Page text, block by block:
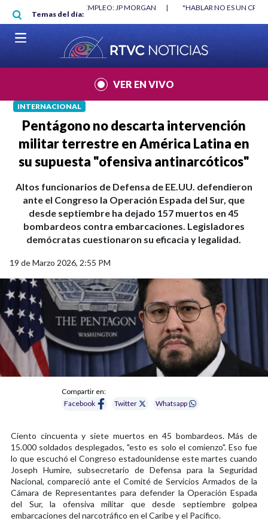
Pasar al contenido principal
Temas del día:
"HABLAR NO ES UN CRIMEN": CARTA DE BETO CORAL |
VER EN VIVO
INTERNACIONAL
Pentágono no descarta intervención
militar terrestre en América Latina en
su supuesta "ofensiva antinarcóticos"
Altos funcionarios de Defensa de EE.UU. defendieron
ante el Congreso la Operación Espada del Sur, que
desde septiembre ha dejado 157 muertos en 45
bombardeos contra embarcaciones. Legisladores
demócratas cuestionaron su eficacia y legalidad.
19 de Marzo 2026, 2:55 PM
Compartir en:
Facebook
Twitter Whatsapp
Ciento cincuenta y siete muertos en 45 bombardeos. Más de
15.000 soldados desplegados, "esto es solo el comienzo". Eso fue
lo que escuchó el Congreso estadounidense este martes cuando
Joseph Humire, subsecretario de Defensa para la Seguridad
Nacional, compareció ante el Comité de Servicios Armados de la
Cámara de Representantes para defender la Operación Espada
del Sur, la ofensiva militar que desde septiembre golpea
embarcaciones del narcotráfico en el Caribe y el Pacífico.